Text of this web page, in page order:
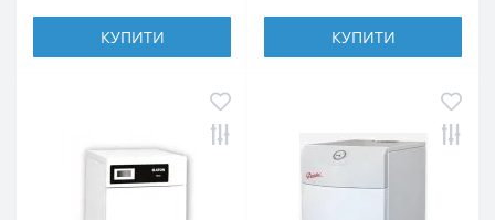
КУПИТИ КУПИТИ